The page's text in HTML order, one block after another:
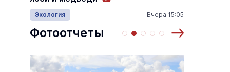
Экология Вчера 15:05
Фотоотчеты